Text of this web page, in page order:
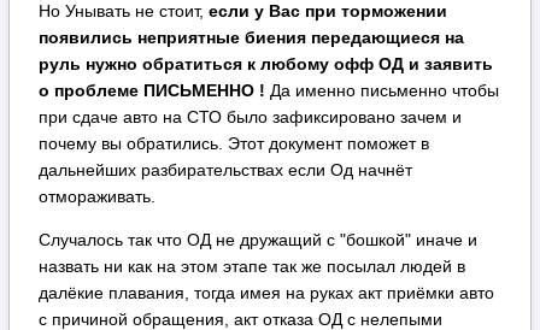
Но Унывать не стоит, если у Вас при торможении
появились неприятные биения передающиеся на
руль нужно обратиться к любому офф ОД и заявить
о проблеме ПИСЬМЕННО ! Да именно письменно чтобы
при сдаче авто на СТО было зафиксировано зачем и
почему вы обратились. Этот документ поможет в
дальнейших разбирательствах если Од начнёт
отмораживать.
Случалось так что ОД не дружащий с "бошкой" иначе и
назвать ни как на этом этапе так же посылал людей в
далёкие плавания, тогда имея на руках акт приёмки авто
с причиной обращения, акт отказа ОД с нелепыми